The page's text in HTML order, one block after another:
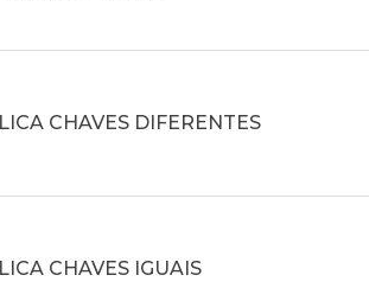
CHAVES DIFERENTES
CHAVES IGUAIS